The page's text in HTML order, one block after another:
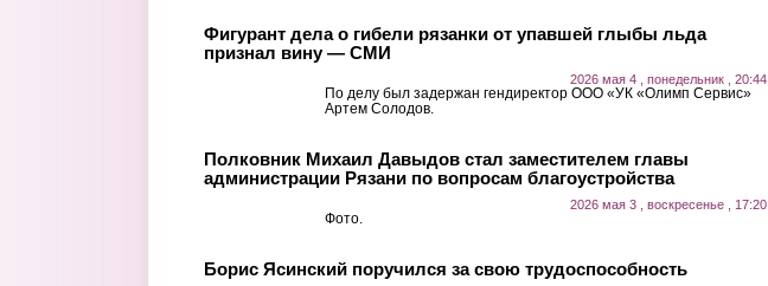
Фигурант дела о гибели рязанки от упавшей глыбы льда
признал вину — СМИ
2026 мая 4 , понедельник , 20:44
По делу был задержан гендиректор ООО «УК «Олимп Сервис»
Артем Солодов.
Полковник Михаил Давыдов стал заместителем главы
администрации Рязани по вопросам благоустройства
2026 мая 3 , воскресенье , 17:20
Фото.
Борис Ясинский поручился за свою трудоспособность